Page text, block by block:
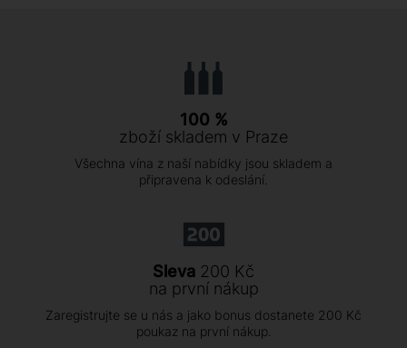
100 %
zboží skladem v Praze
Všechna vína z naší nabídky jsou skladem a
připravena k odeslání.
Sleva 200 Kč
na první nákup
Zaregistrujte se u nás a jako bonus dostanete 200 Kč
poukaz na první nákup.